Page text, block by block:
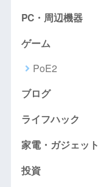
PC・周辺機器
ゲーム
PoE2
ブログ
ライフハック
家電・ガジェット
投資